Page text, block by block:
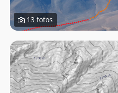
13 fotos